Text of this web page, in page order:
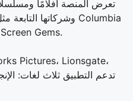
Pictures، TriStar Pictures، وScreen Gems.